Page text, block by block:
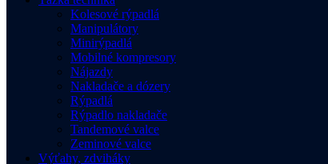
Kolesové rýpadlá
Manipulátory
Minirýpadlá
Mobilné kompresory
Nájazdy
Nakladače a dózery
Rýpadlá
Rýpadlo nakladače
Tandemové valce
Zeminové valce
Výťahy, zdviháky